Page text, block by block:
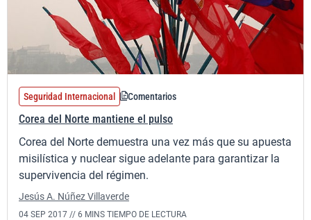
Seguridad Internacional Comentarios
Corea del Norte mantiene el pulso
Corea del Norte demuestra una vez más que su apuesta
misilística y nuclear sigue adelante para garantizar la
supervivencia del régimen.
Jesús A. Núñez Villaverde
04 SEP 2017 // 6 MINS TIEMPO DE LECTURA